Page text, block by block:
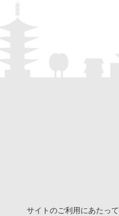
サイトのご利用にあたって